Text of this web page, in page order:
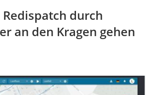
durch
an den Kragen gehen